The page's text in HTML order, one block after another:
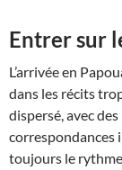
Entrer sur
L’arrivée en
dans les récits
dispersé, avec
correspondances
toujours le